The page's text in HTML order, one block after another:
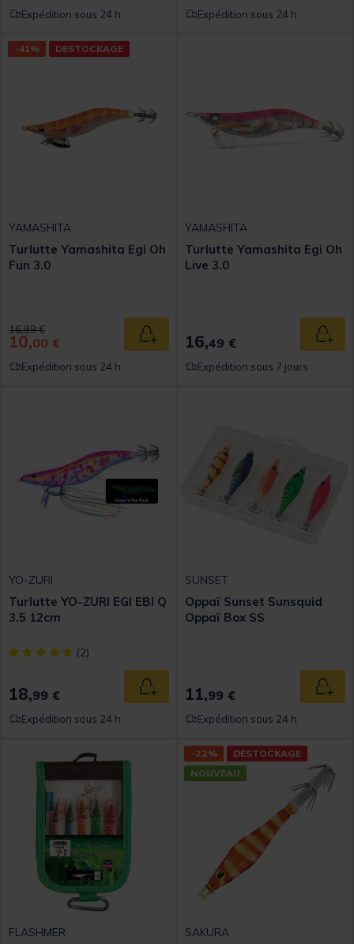
Expédition sous 24 h Expédition sous 24 h
-41% DESTOCKAGE
YAMASHITA
Turlutte Yamashita Egi Oh
Fun 3.0
Price reduced from
16,99 €to
10,00 € Ajouter au panier
Expédition sous 24 h
YAMASHITA
Turlutte Yamashita Egi Oh
Live 3.0
16,49 €
Expédition sous 7 jours
YO-ZURI
Turlutte YO-ZURI EGI EBI Q
3.5 12cm
[object Object] out of 5 Customer Rating
(2)
18,99 € Ajouter au panier
Expédition sous 24 h
SUNSET
Oppaï Sunset Sunsquid
Oppaï Box SS
11,99 €
Expédition sous 24 h
FLASHMER
-22%
DESTOCKAGE
NOUVEAU
SAKURA